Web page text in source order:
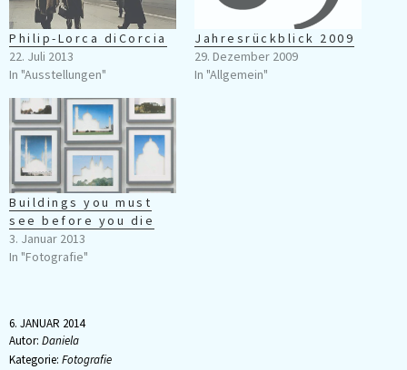
Philip-Lorca diCorcia
22. Juli 2013
In "Ausstellungen"
Jahresrückblick 2009
29. Dezember 2009
In "Allgemein"
Buildings you must
see before you die
3. Januar 2013
In "Fotografie"
6. JANUAR 2014
Autor: Daniela
Kategorie: Fotografie